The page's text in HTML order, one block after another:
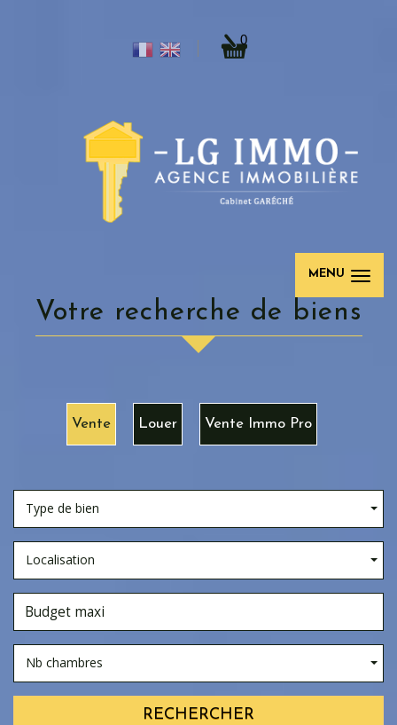
0
MENU
Votre recherche de biens
Vente Louer Vente Immo Pro
Type de bien
Localisation
Nb chambres
RECHERCHER